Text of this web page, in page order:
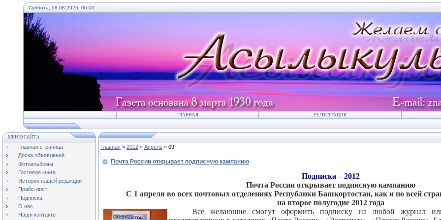
Суббота, 08.08.2026, 06:00
ГЛАВНАЯ РЕГИСТРАЦИЯ
МЕНЮ САЙТА
Главная страница
Доска объявлений
Фотоальбомы
Гостевая книга
История нашей редакции
Прайс-лист
Подписка
О нас
Наши контакты
Главная » 2012 » Апрель » 09
Почта России открывает подписную кампанию
Подписка – 2012
Почта России открывает подписную кампанию
С 1 апреля во всех почтовых отделениях Республики Башкортостан, как и по всей
на второе полугодие 2012 года
Все желающие смогут оформить подписку на любой журнал